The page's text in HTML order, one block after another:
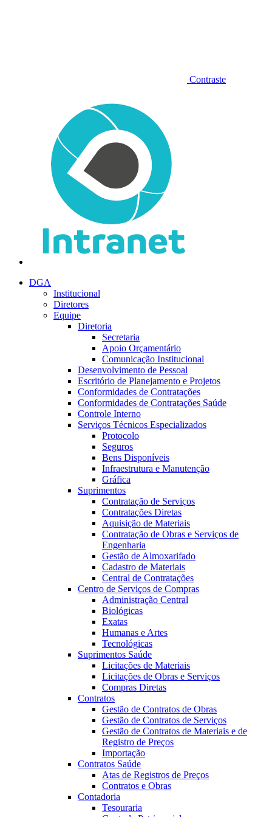
Contraste
DGA
Institucional
Diretores
Equipe
Diretoria
Secretaria
Apoio Orçamentário
Comunicação Institucional
Desenvolvimento de Pessoal
Escritório de Planejamento e Projetos
Conformidades de Contratações
Conformidades de Contratações Saúde
Controle Interno
Serviços Técnicos Especializados
Protocolo
Seguros
Bens Disponíveis
Infraestrutura e Manutenção
Gráfica
Suprimentos
Contratação de Serviços
Contratações Diretas
Aquisição de Materiais
Contratação de Obras e Serviços de
Engenharia
Gestão de Almoxarifado
Cadastro de Materiais
Central de Contratações
Centro de Serviços de Compras
Administração Central
Biológicas
Exatas
Humanas e Artes
Tecnológicas
Suprimentos Saúde
Licitações de Materiais
Licitações de Obras e Serviços
Compras Diretas
Contratos
Gestão de Contratos de Obras
Gestão de Contratos de Serviços
Gestão de Contratos de Materiais e de
Registro de Preços
Importação
Contratos Saúde
Atas de Registros de Preços
Contratos e Obras
Contadoria
Tesouraria